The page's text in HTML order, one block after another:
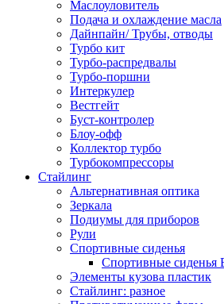
Маслоуловитель
Подача и охлаждение масла
Дайнпайн/ Трубы, отводы
Турбо кит
Турбо-распредвалы
Турбо-поршни
Интеркулер
Вестгейт
Буст-контролер
Блоу-офф
Коллектор турбо
Турбокомпрессоры
Стайлинг
Альтернативная оптика
Зеркала
Подиумы для приборов
Рули
Спортивные сиденья
Спортивные сиденья
Элементы кузова пластик
Стайлинг: разное